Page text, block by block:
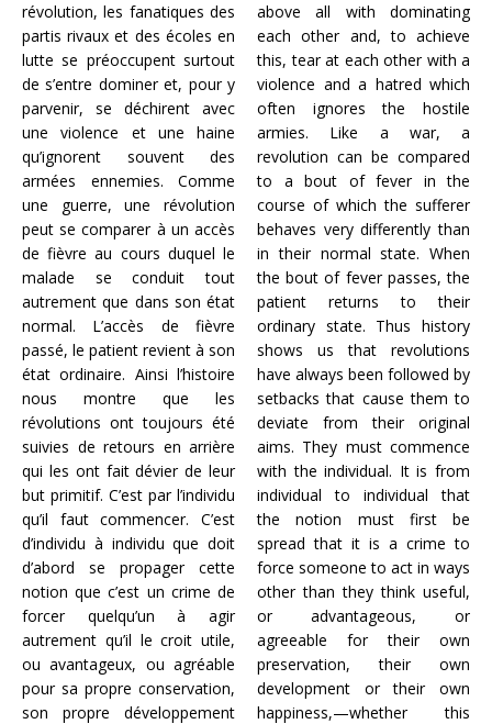
révolution, les fanatiques des
partis rivaux et des écoles en
lutte se préoccupent surtout
de s’entre dominer et, pour y
parvenir, se déchirent avec
une violence et une haine
qu’ignorent souvent des
armées ennemies. Comme
une guerre, une révolution
peut se comparer à un accès
de fièvre au cours duquel le
malade se conduit tout
autrement que dans son état
normal. L’accès de fièvre
passé, le patient revient à son
état ordinaire. Ainsi l’histoire
nous montre que les
révolutions ont toujours été
suivies de retours en arrière
qui les ont fait dévier de leur
but primitif. C’est par l’individu
qu’il faut commencer. C’est
d’individu à individu que doit
d’abord se propager cette
notion que c’est un crime de
forcer quelqu’un à agir
autrement qu’il le croit utile,
ou avantageux, ou agréable
pour sa propre conservation,
son propre développement
above all with dominating
each other and, to achieve
this, tear at each other with a
violence and a hatred which
often ignores the hostile
armies. Like a war, a
revolution can be compared
to a bout of fever in the
course of which the sufferer
behaves very differently than
in their normal state. When
the bout of fever passes, the
patient returns to their
ordinary state. Thus history
shows us that revolutions
have always been followed by
setbacks that cause them to
deviate from their original
aims. They must commence
with the individual. It is from
individual to individual that
the notion must first be
spread that it is a crime to
force someone to act in ways
other than they think useful,
or advantageous, or
agreeable for their own
preservation, their own
development or their own
happiness,—whether this